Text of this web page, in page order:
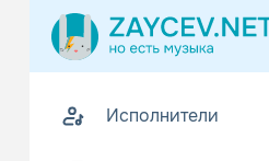
Исполнители